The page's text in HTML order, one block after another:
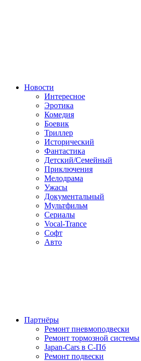
Новости
Интересное
Эротика
Комедия
Боевик
Триллер
Исторический
Фантастика
Детский/Семейный
Приключения
Мелодрама
Ужасы
Документальный
Мультфильм
Сериалы
Vocal-Trance
Софт
Авто
Партнёры
Ремонт пневмоподвески
Ремонт тормозной системы
Japan-Cars в С-Пб
Ремонт подвески